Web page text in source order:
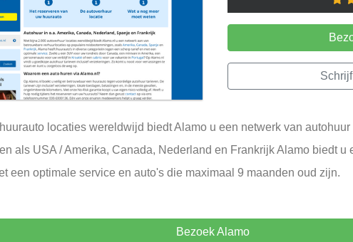
locaties wereldwijd biedt Alamo u een netwerk van
als USA / Amerika, Canada, Nederland en Frankrijk Alamo biedt u
een optimale service en auto's die maximaal 9 maanden oud zijn.
Bezoek Alamo